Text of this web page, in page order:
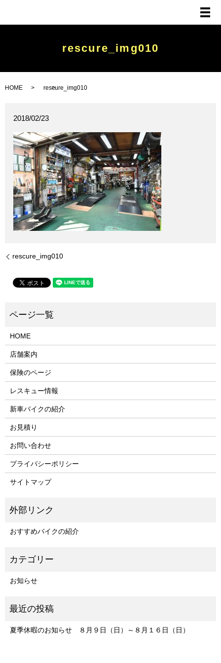
メ
rescure_img010
HOME rescure_img010
2018/02/23
rescure_img010
HOME
店舗案内
保険のページ
レスキュー情報
新車バイクの紹介
お見積り
お問い合わせ
プライバシーポリシー
サイトマップ
おすすめバイクの紹介
お知らせ
夏季休暇のお知らせ ８月９日（日）～８月１６日（日）